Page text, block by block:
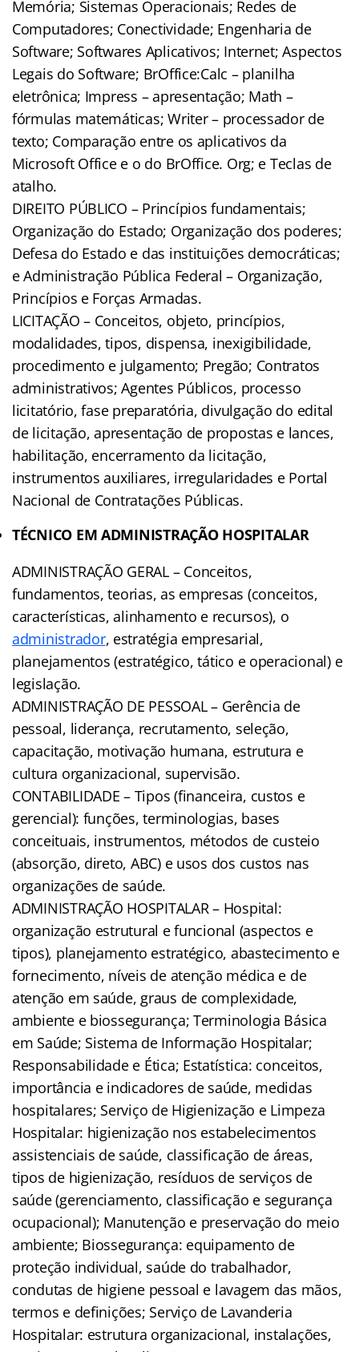
Memória; Sistemas Operacionais; Redes de
Computadores; Conectividade; Engenharia de
Software; Softwares Aplicativos; Internet; Aspectos
Legais do Software; BrOffice:Calc – planilha
eletrônica; Impress – apresentação; Math –
fórmulas matemáticas; Writer – processador de
texto; Comparação entre os aplicativos da
Microsoft Office e o do BrOffice. Org; e Teclas de
atalho.
DIREITO PÚBLICO – Princípios fundamentais;
Organização do Estado; Organização dos poderes;
Defesa do Estado e das instituições democráticas;
e Administração Pública Federal – Organização,
Princípios e Forças Armadas.
LICITAÇÃO – Conceitos, objeto, princípios,
modalidades, tipos, dispensa, inexigibilidade,
procedimento e julgamento; Pregão; Contratos
administrativos; Agentes Públicos, processo
licitatório, fase preparatória, divulgação do edital
de licitação, apresentação de propostas e lances,
habilitação, encerramento da licitação,
instrumentos auxiliares, irregularidades e Portal
Nacional de Contratações Públicas.
TÉCNICO EM ADMINISTRAÇÃO HOSPITALAR
ADMINISTRAÇÃO GERAL – Conceitos,
fundamentos, teorias, as empresas (conceitos,
características, alinhamento e recursos), o
administrador, estratégia empresarial,
planejamentos (estratégico, tático e operacional) e
legislação.
ADMINISTRAÇÃO DE PESSOAL – Gerência de
pessoal, liderança, recrutamento, seleção,
capacitação, motivação humana, estrutura e
cultura organizacional, supervisão.
CONTABILIDADE – Tipos (financeira, custos e
gerencial): funções, terminologias, bases
conceituais, instrumentos, métodos de custeio
(absorção, direto, ABC) e usos dos custos nas
organizações de saúde.
ADMINISTRAÇÃO HOSPITALAR – Hospital:
organização estrutural e funcional (aspectos e
tipos), planejamento estratégico, abastecimento e
fornecimento, níveis de atenção médica e de
atenção em saúde, graus de complexidade,
ambiente e biossegurança; Terminologia Básica
em Saúde; Sistema de Informação Hospitalar;
Responsabilidade e Ética; Estatística: conceitos,
importância e indicadores de saúde, medidas
hospitalares; Serviço de Higienização e Limpeza
Hospitalar: higienização nos estabelecimentos
assistenciais de saúde, classificação de áreas,
tipos de higienização, resíduos de serviços de
saúde (gerenciamento, classificação e segurança
ocupacional); Manutenção e preservação do meio
ambiente; Biossegurança: equipamento de
proteção individual, saúde do trabalhador,
condutas de higiene pessoal e lavagem das mãos,
termos e definições; Serviço de Lavanderia
Hospitalar: estrutura organizacional, instalações,